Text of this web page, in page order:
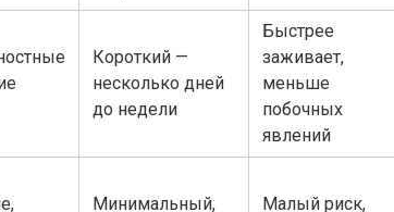
Короткий —
несколько дней
до недели
Быстрее
заживает,
меньше
побочных
явлений
Минимальный,
Малый риск,